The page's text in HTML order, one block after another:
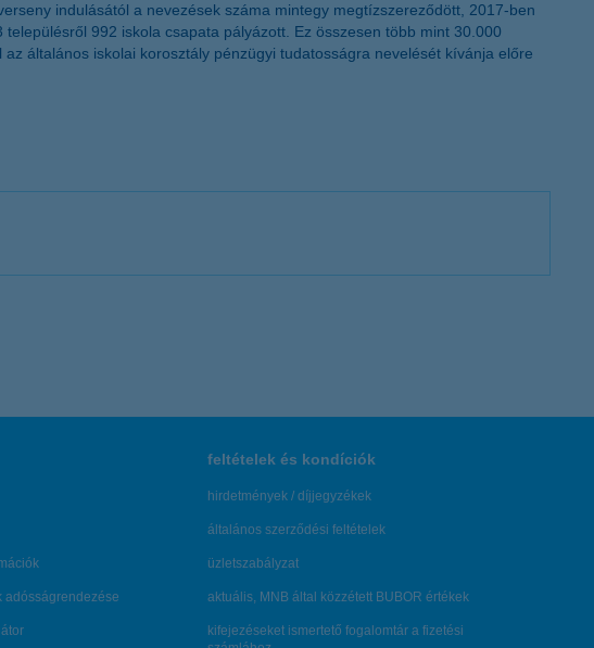
indulásától a nevezések száma mintegy megtízszereződött, 2017-ben
992 iskola csapata pályázott. Ez összesen több mint 30.000
általános iskolai korosztály pénzügyi tudatosságra nevelését kívánja előre
adósságrendezése
feltételek és kondíciók
hirdetmények / díjjegyzékek
általános szerződési feltételek
üzletszabályzat
aktuális, MNB által közzétett BUBOR értékek
kifejezéseket ismertető fogalomtár a fizetési